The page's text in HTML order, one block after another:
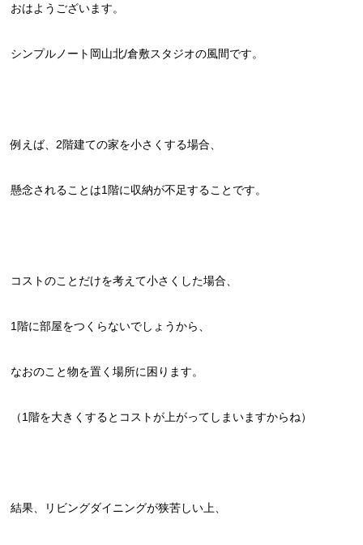
おはようございます。
シンプルノート岡山北/倉敷スタジオの風間です。
例えば、2階建ての家を小さくする場合、
懸念されることは1階に収納が不足することです。
コストのことだけを考えて小さくした場合、
1階に部屋をつくらないでしょうから、
なおのこと物を置く場所に困ります。
（1階を大きくするとコストが上がってしまいますからね）
結果、リビングダイニングが狭苦しい上、